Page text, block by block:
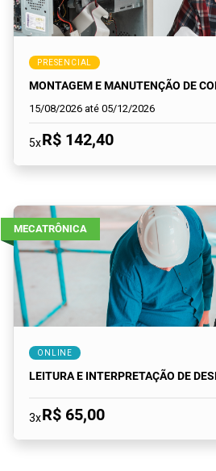
PRESENCIAL
MONTAGEM E MANUTENÇÃO DE
15/08/2026 até 05/12/2026
5xR$ 142,40
MECATRÔNICA
ONLINE
LEITURA E INTERPRETAÇÃO DE
3xR$ 65,00